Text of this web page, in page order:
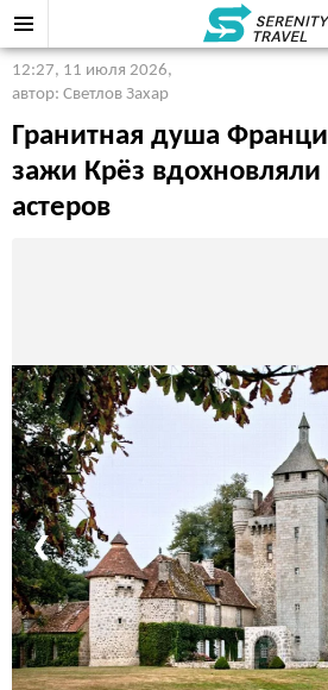
12:27, 11 июля 2026,
автор: Светлов Захар
Гранитная душа
зажи Крёз
астеров
❮